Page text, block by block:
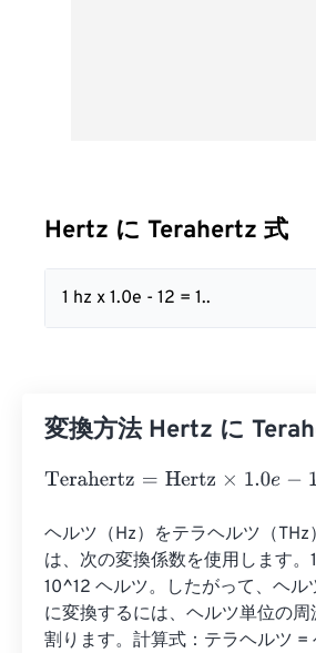
Hertz に Terahertz 式
1 hz x 1.0e - 12 = 1..
変換方法 Hertz に
Terahertz=Hertz×1.0e -12
ヘルツ（Hz）をテラヘルツ（THz
は、次の変換係数を使用します。
10^12 ヘルツ。したがって、ヘル
に変換するには、ヘルツ単位の
割ります。計算式：テラヘルツ =